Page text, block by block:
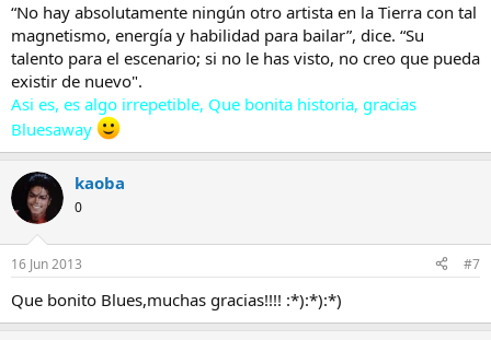
“No hay absolutamente ningún otro artista en la Tierra con tal
magnetismo, energía y habilidad para bailar”, dice. “Su
talento para el escenario; si no le has visto, no creo que pueda
existir de nuevo".
Asi es, es algo irrepetible, Que bonita historia, gracias
Bluesaway
kaoba
0
16 Jun 2013 #7
Que bonito Blues,muchas gracias!!!! :*):*):*)